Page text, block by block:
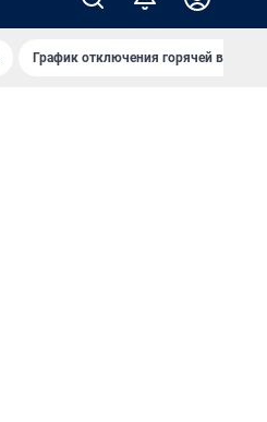
График отключения горячей воды в